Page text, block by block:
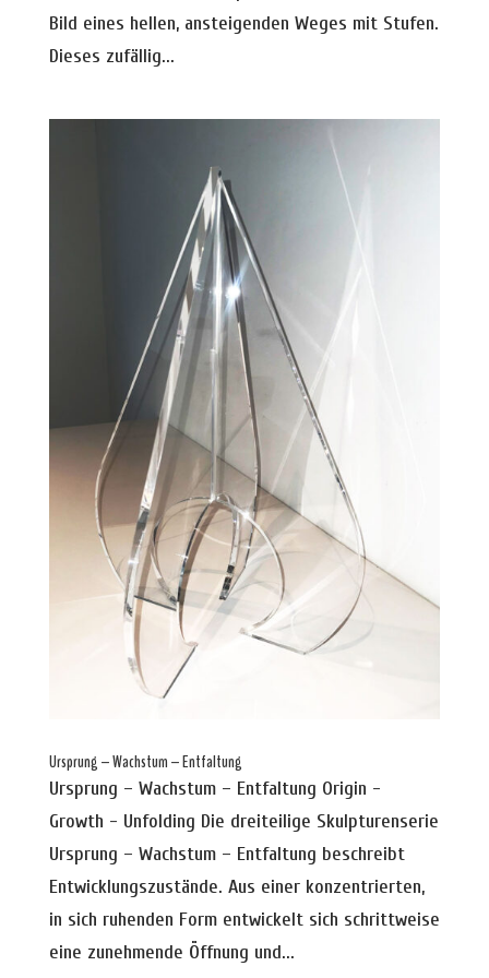
Bild eines hellen, ansteigenden Weges mit Stufen.
Dieses zufällig...
Ursprung – Wachstum – Entfaltung
Ursprung – Wachstum – Entfaltung Origin -
Growth - Unfolding Die dreiteilige Skulpturenserie
Ursprung – Wachstum – Entfaltung beschreibt
Entwicklungszustände. Aus einer konzentrierten,
in sich ruhenden Form entwickelt sich schrittweise
eine zunehmende Öffnung und...